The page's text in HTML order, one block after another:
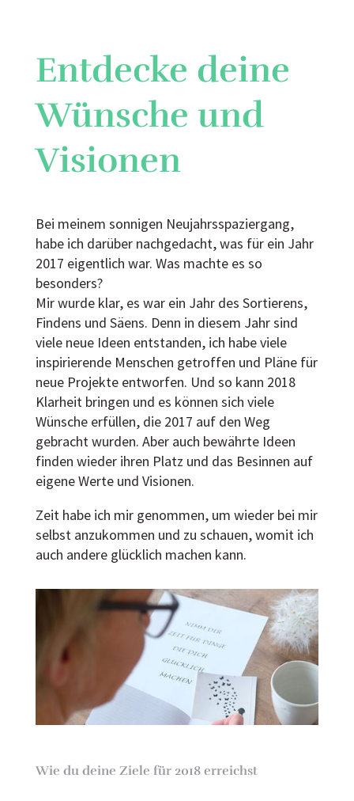
Entdecke deine
Wünsche und
Visionen
Bei meinem sonnigen Neujahrsspaziergang,
habe ich darüber nachgedacht, was für ein Jahr
2017 eigentlich war. Was machte es so
besonders?
Mir wurde klar, es war ein Jahr des Sortierens,
Findens und Säens. Denn in diesem Jahr sind
viele neue Ideen entstanden, ich habe viele
inspirierende Menschen getroffen und Pläne für
neue Projekte entworfen. Und so kann 2018
Klarheit bringen und es können sich viele
Wünsche erfüllen, die 2017 auf den Weg
gebracht wurden. Aber auch bewährte Ideen
finden wieder ihren Platz und das Besinnen auf
eigene Werte und Visionen.
Zeit habe ich mir genommen, um wieder bei mir
selbst anzukommen und zu schauen, womit ich
auch andere glücklich machen kann.
Wie du deine Ziele für 2018 erreichst